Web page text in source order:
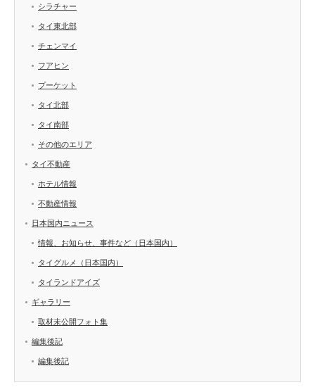
シラチャー
タイ東北部
チェンマイ
フアヒン
プーケット
タイ北部
タイ南部
その他のエリア
タイ不動産
ホテル情報
不動産情報
日本国内ニュース
情報、お知らせ、事件など（日本国内）
タイグルメ（日本国内）
タイランドアイズ
ギャラリー
取材未公開フォト集
編集後記
編集後記